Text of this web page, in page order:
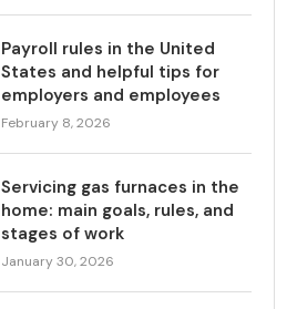
Payroll rules in the United
States and helpful tips for
employers and employees
February 8, 2026
Servicing gas furnaces in the
home: main goals, rules, and
stages of work
January 30, 2026